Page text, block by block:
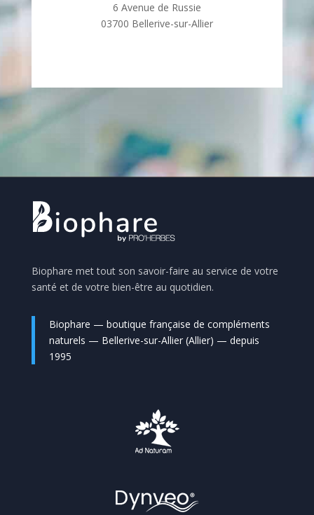
6 Avenue de Russie
03700 Bellerive-sur-Allier
Biophare met tout son savoir-faire au service de votre
santé et de votre bien-être au quotidien.
Biophare — boutique française de compléments
naturels — Bellerive-sur-Allier (Allier) — depuis
1995